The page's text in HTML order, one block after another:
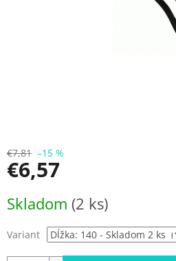
€7,81 –15 %
€6,57
cena:
Skladom (2 ks)
Variant